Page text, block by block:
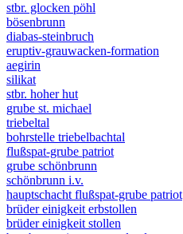
stbr. glocken pöhl
bösenbrunn
diabas-steinbruch
eruptiv-grauwacken-formation
aegirin
silikat
stbr. hoher hut
grube st. michael
triebeltal
bohrstelle triebelbachtal
flußspat-grube patriot
grube schönbrunn
schönbrunn i.v.
hauptschacht flußspat-grube patriot
brüder einigkeit erbstollen
brüder einigkeit stollen